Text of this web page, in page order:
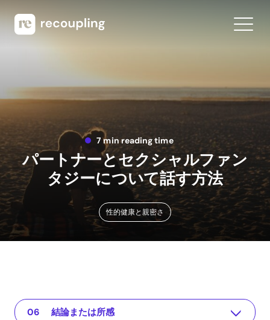
7 min reading time
パートナーとセクシャルファン
タジーについて話す方法
性的健康と親密さ
パートナーとの性的ファンタジーについて話し合う方法：正直なコミュニケーションのガイド
The app for your relationship
問題を理解する
なぜこれが重要なのか
実践的な解決策や洞察
結論または所感